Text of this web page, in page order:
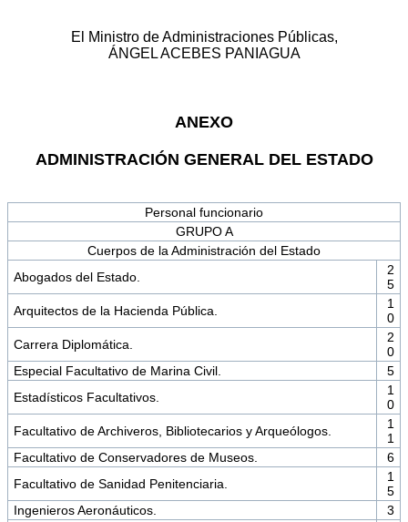
El Ministro de Administraciones Públicas,
ÁNGEL ACEBES PANIAGUA
ANEXO
ADMINISTRACIÓN GENERAL DEL ESTADO
Personal funcionario
GRUPO A
Cuerpos de la Administración del Estado
Abogados del Estado.
2
5
Arquitectos de la Hacienda Pública.
1
0
Carrera Diplomática.
2
0
Especial Facultativo de Marina Civil.
5
Estadísticos Facultativos.
1
0
Facultativo de Archiveros, Bibliotecarios y Arqueólogos.
1
1
Facultativo de Conservadores de Museos.
6
Facultativo de Sanidad Penitenciaria.
1
5
Ingenieros Aeronáuticos.
3